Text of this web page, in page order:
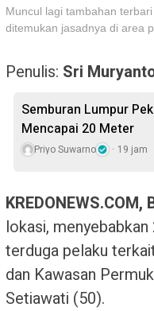
Muncul lagi tambahan
ditemukan jasadnya di area
Penulis: Sri
Semburan Lumpur
Mencapai 20 Meter
Priyo Suwarno 19 jam
KREDONEWS.COM,
lokasi,
terduga pelaku
dan Kawasan
Setiawati (50).